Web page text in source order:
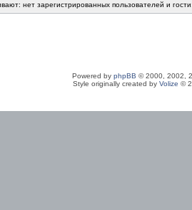
нет зарегистрированных пользователей и
Powered by phpBB © 2000, 2002,
Style originally created by Volize ©